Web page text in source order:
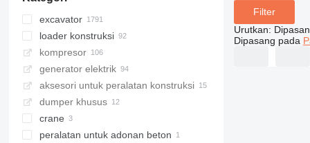
excavator
excavator dengan track
mesin penggali mini
excavator roda
ekskavator midi
excavator jangkauan panjang
peralatan penanganan material
excavator penghancur
loader konstruksi
wheel loader
skid steer
kompresor
generator elektrik
aksesori untuk peralatan konstruksi
dumper khusus
truk pembuangan artikulasi
crane
crawler crane
peralatan untuk adonan beton
Filter
Urutkan:
Dipasang pada